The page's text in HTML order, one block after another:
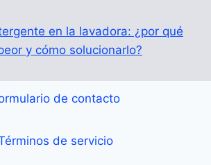
en la lavadora: ¿por qué
y cómo solucionarlo?
de contacto
de servicio